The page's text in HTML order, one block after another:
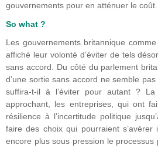
gouvernements pour en atténuer le coût.
So what ?
Les gouvernements britannique
affiché leur volonté d’éviter de tels
sans accord. Du côté du parlement
d’une sortie sans accord ne semble
suffira-t-il à l’éviter pour autant ?
approchant, les entreprises, qui ont
résilience à l’incertitude politique
faire des choix qui pourraient s’avérer
encore plus sous pression le processus